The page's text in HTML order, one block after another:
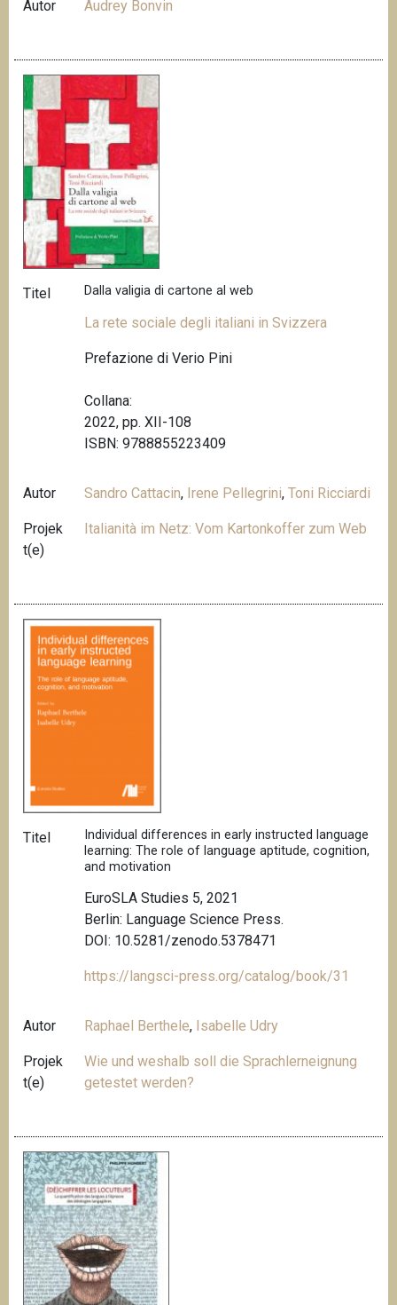
Autor Audrey Bonvin
Titel Dalla valigia di cartone al web
La rete sociale degli italiani in Svizzera
Prefazione di Verio Pini
Collana:
2022, pp. XII-108
ISBN: 9788855223409
Autor Sandro Cattacin, Irene Pellegrini,Toni Ricciardi
Projek
t(e)
Italianità im Netz: Vom Kartonkoffer zum Web
Titel
Individual differences in early instructed language
learning: The role of language aptitude, cognition,
and motivation
EuroSLA Studies 5, 2021
Berlin: Language Science Press.
DOI: 10.5281/zenodo.5378471
https://langsci-press.org/catalog/book/31
Autor Raphael Berthele, Isabelle Udry
Projek
t(e)
Wie und weshalb soll die Sprachlerneignung
getestet werden?